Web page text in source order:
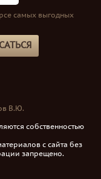
самых выгодных
В.Ю.
собственностью
с сайта без
запрещено.